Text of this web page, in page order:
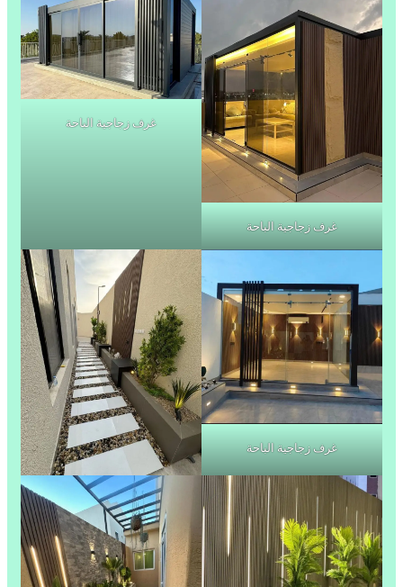
غرف زجاجية الباحة
غرف زجاجية الباحة
غرف زجاجية الباحة